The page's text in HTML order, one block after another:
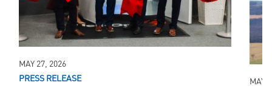
MAY 27, 2026
PRESS RELEASE
MAY